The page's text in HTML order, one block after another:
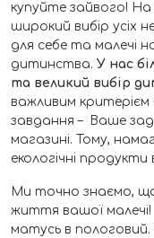
купуйте зайвого!
широкий вибір усіх
для себе та малечі
дитинства. У нас
та великий вибір
важливим
завдання – Ваше
магазині. Тому,
екологічні продукти
Ми точно знаємо, що
життя вашої малечі!
матусь в пологовий.